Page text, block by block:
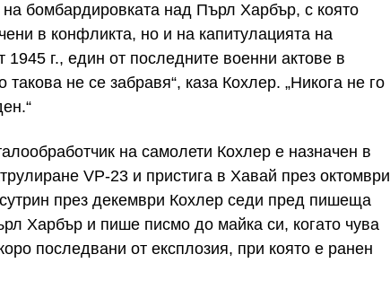
бомбардировката над Пърл Харбър, с която
в конфликта, но и на капитулацията на
1945 г., един от последните военни актове в
не се забравя“, каза Кохлер. „Никога не го
на самолети Кохлер е назначен в
VP-23 и пристига в Хавай през октомври
през декември Кохлер седи пред пишеща
Харбър и пише писмо до майка си, когато чува
последвани от експлозия, при която е ранен